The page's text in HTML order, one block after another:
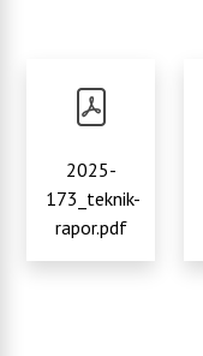
2025-
173_teknik-
rapor.pdf